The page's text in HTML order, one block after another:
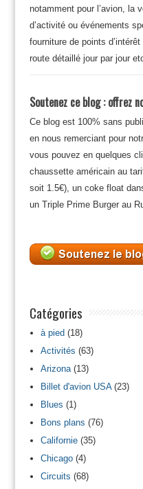
notamment pour l’avion, la
d’activité ou événements
fourniture de points
route détaillé jour par jour
Soutenez ce blog : offrez
Ce blog est 100% sans
en nous remerciant pour
vous pouvez en quelques
chaussette américain au
soit 1.5€), un coke float
un Triple Prime Burger au
Catégories
à pied(18)
Activités (63)
Arizona(13)
Billet d'avion USA(23)
Blues (1)
Bons plans (76)
Californie(35)
Chicago(4)
Circuits (68)